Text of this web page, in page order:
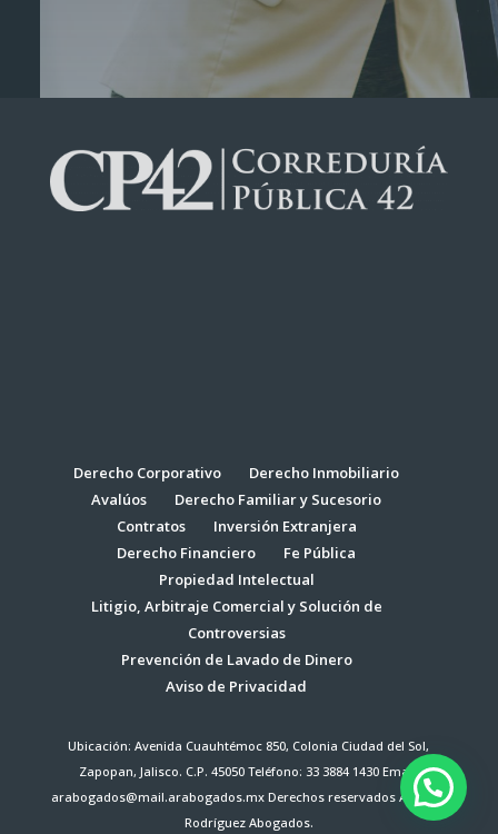
Derecho Corporativo
Derecho Inmobiliario
Avalúos
Derecho Familiar y Sucesorio
Contratos
Inversión Extranjera
Derecho Financiero
Fe Pública
Propiedad Intelectual
Litigio, Arbitraje Comercial y Solución de
Controversias
Prevención de Lavado de Dinero
Aviso de Privacidad
Ubicación: Avenida Cuauhtémoc 850, Colonia Ciudad del Sol,
Zapopan, Jalisco. C.P. 45050 Teléfono: 33 3884 1430 Email:
arabogados@mail.arabogados.mx Derechos reservados Antonio
Rodríguez Abogados.